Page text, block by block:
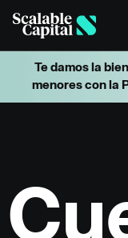
Te damos la
menores con la